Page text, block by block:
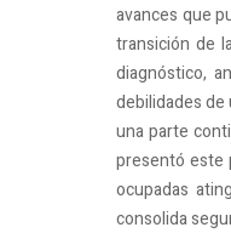
avances que
transición de
diagnóstico,
debilidades
una parte
presentó este
ocupadas
consolida